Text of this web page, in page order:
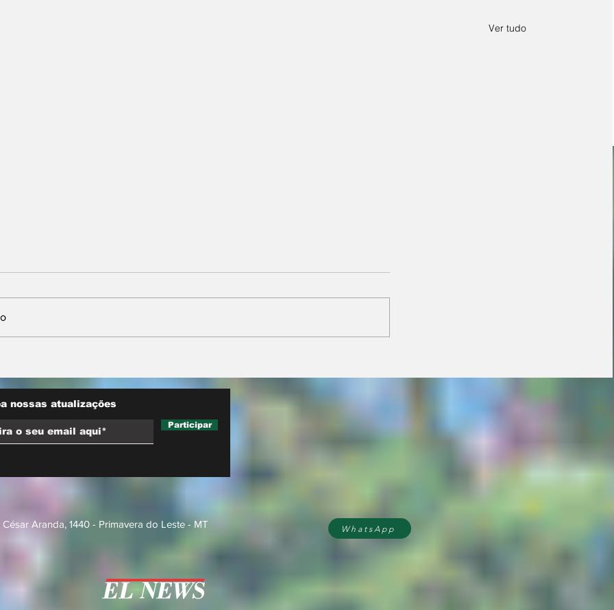
Ver tudo
Alcolumbre
nossas atualizações
Participar
César Aranda, 1440 - Primavera do Leste - MT WhatsApp